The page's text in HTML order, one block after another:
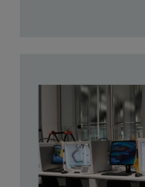
Renishaw
Stratasys
Stratasys
Raise3D Pro3
Tumaker
Creality